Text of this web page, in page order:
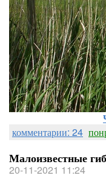
комментарии: 24
Малоизвестные
20-11-2021 11:24